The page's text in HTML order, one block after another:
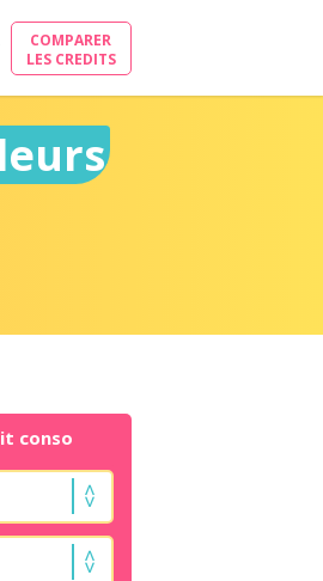
COMPARER
LES CREDITS
conso